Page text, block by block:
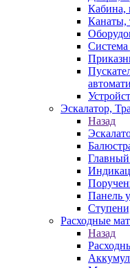
Кабина,
Канаты,
Система
Эскалатор,
Назад
Панель
Расходные
Назад